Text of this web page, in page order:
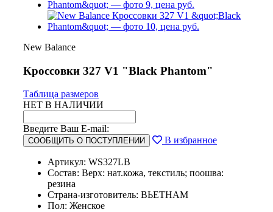
New Balance
Кроссовки 327 V1 "Black Phantom"
Таблица размеров
НЕТ В НАЛИЧИИ
Введите Ваш E-mail:
СООБЩИТЬ О ПОСТУПЛЕНИИ В избранное
Артикул: WS327LB
Состав: Верх: нат.кожа, текстиль; поошва:
резина
Страна-изготовитель: ВЬЕТНАМ
Пол: Женское